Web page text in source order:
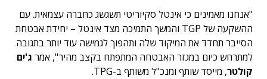
"אנחנו מאמינים כי אינטל סקיוריטי תשגשג כחברה עצמאית. עם
ההשקעה של TGP והמשך התמיכה מצד אינטל – יחידת אבטחת
הסייבר תחדד את המיקוד שלה ותהפוך לגמישה עוד יותר בתגובה
למתרחש כיום במגזר האבטחה המתפתח בקצב מהיר", אמר ג'ים
קולטר, מייסד שותף ומנכ"ל משותף ב-TPG.